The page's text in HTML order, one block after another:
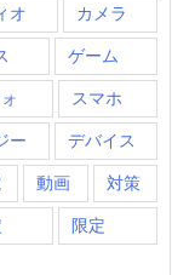
オ カメラ
ゲーム
スマホ
ー デバイス
動画 対策
限定